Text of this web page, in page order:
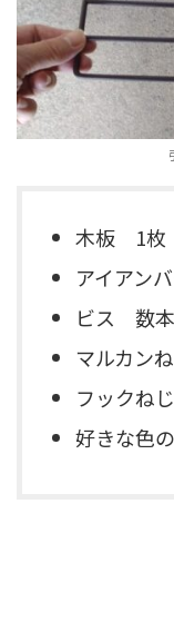
木板 1枚
アイアン
ビス 数本
マルカン
フックね
好きな色